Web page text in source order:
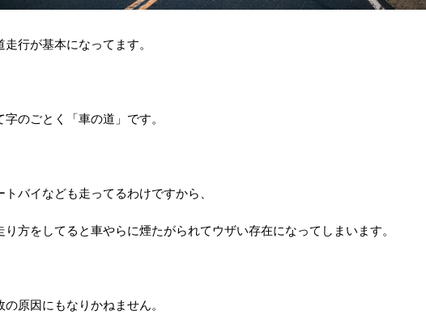
走行が基本になってます。
のごとく「車の道」です。
トバイなども走ってるわけですから、
り方をしてると車やらに煙たがられてウザい存在になってしまいます。
の原因にもなりかねません。